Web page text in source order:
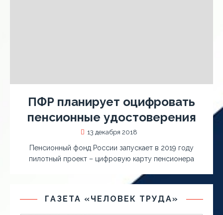
ПФР планирует оцифровать
пенсионные удостоверения
13 декабря 2018
Пенсионный фонд России запускает в 2019 году
пилотный проект – цифровую карту пенсионера
ГАЗЕТА «ЧЕЛОВЕК ТРУДА»